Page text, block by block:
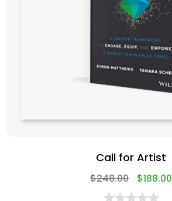
Call for Artist
$248.00 $188.00